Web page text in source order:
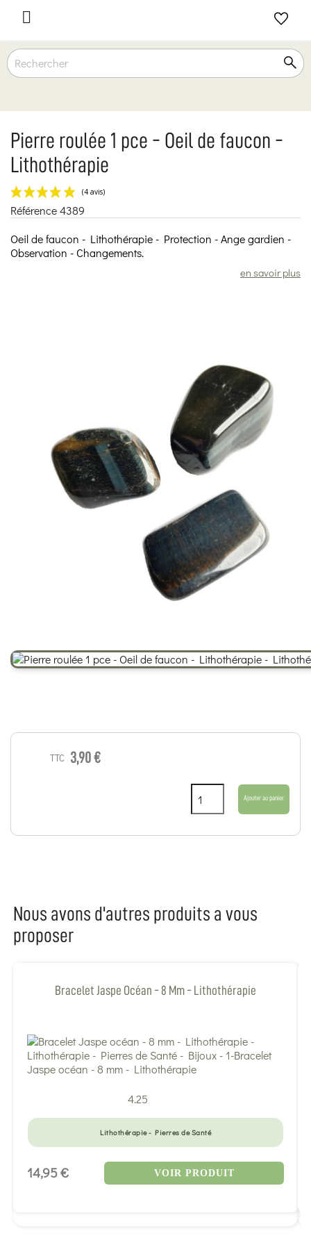

Pierre roulée 1 pce - Oeil de faucon -
Lithothérapie
Référence4389
Oeil de faucon - Lithothérapie - Protection - Ange gardien -
Observation - Changements.
en savoir plus
TTC 3,90 €
Ajouter au panier
Nous avons d'autres produits a vous
proposer
Bracelet Jaspe Océan - 8 Mm - Lithothérapie
4.25
Lithothérapie - Pierres de Santé
14,95 € VOIR PRODUIT